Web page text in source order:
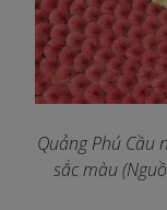
Quảng Phú Cầu
sắc màu